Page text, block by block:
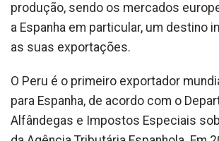
produção, sendo os mercados
a Espanha em particular, um destino
as suas exportações.
O Peru é o primeiro exportador
para Espanha, de acordo com o
Alfândegas e Impostos Especiais